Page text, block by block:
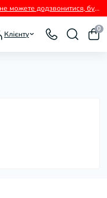
⚠️ Наразі можливі перебої зі зв’язком. Якщо не можете додзвонитися, будь ласка, пишіть нам у Viber.
Клієнту
0